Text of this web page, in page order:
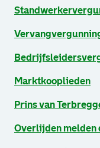
Marktkooplieden
Prins van
Overlijden